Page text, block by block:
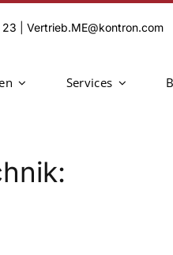
23 |Vertrieb.ME@kontron.com
Services